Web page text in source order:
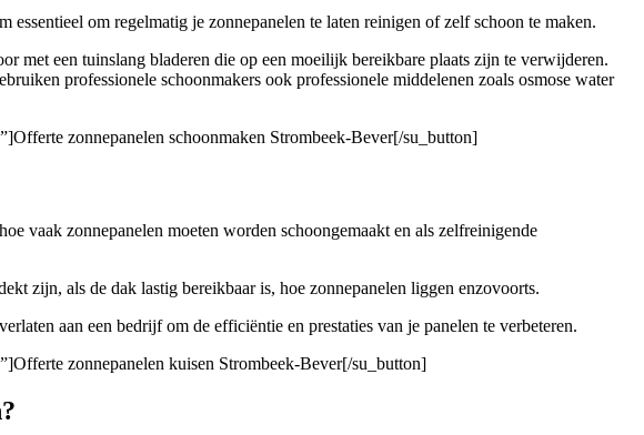
om regelmatig je zonnepanelen te laten reinigen of zelf schoon te maken.
met een tuinslang bladeren die op een moeilijk bereikbare plaats zijn te verwijderen.
professionele schoonmakers ook professionele middelenen zoals osmose water
zonnepanelen schoonmaken Strombeek-Bever[/su_button]
vaak zonnepanelen moeten worden schoongemaakt en als zelfreinigende
zijn, als de dak lastig bereikbaar is, hoe zonnepanelen liggen enzovoorts.
aan een bedrijf om de efficiëntie en prestaties van je panelen te verbeteren.
zonnepanelen kuisen Strombeek-Bever[/su_button]